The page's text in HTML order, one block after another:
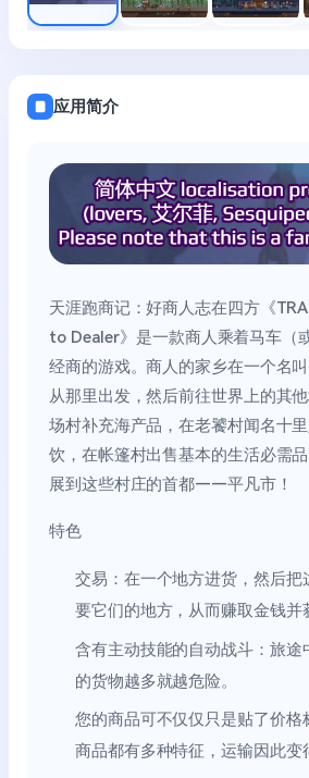
应用简介
天涯跑商记：好商人志在四方《
to Dealer》是一款商人乘着马车（
经商的游戏。商人的家乡在一个名
从那里出发，然后前往世界上的其
场村补充海产品，在老饕村闻名十
饮，在帐篷村出售基本的生活必需
展到这些村庄的首都——平凡市！
特色
交易：在一个地方进货，然后把
要它们的地方，从而赚取金钱并
含有主动技能的自动战斗：旅途
的货物越多就越危险。
您的商品可不仅仅只是贴了价格
商品都有多种特征，运输因此变